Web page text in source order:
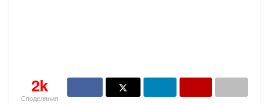
2k
Споделяния